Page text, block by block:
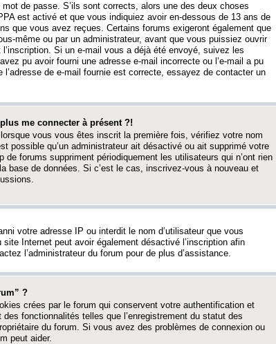
de passe. S’ils sont corrects, alors une des deux choses
est activé et que vous indiquiez avoir en-dessous de 13 ans de
que vous avez reçues. Certains forums exigeront également que
même ou par un administrateur, avant que vous puissiez ouvrir
Si un e-mail vous a déjà été envoyé, suivez les
pu avoir fourni une adresse e-mail incorrecte ou l’e-mail a pu
de e-mail fournie est correcte, essayez de contacter un
me connecter à présent ?!
vous vous êtes inscrit la première fois, vérifiez votre nom
possible qu’un administrateur ait désactivé ou ait supprimé votre
forums suppriment périodiquement les utilisateurs qui n’ont rien
base de données. Si c’est le cas, inscrivez-vous à nouveau et
votre adresse IP ou interdit le nom d’utilisateur que vous
Internet peut avoir également désactivé l’inscription afin
l’administrateur du forum pour de plus d’assistance.
?
crées par le forum qui conservent votre authentification et
fonctionnalités telles que l’enregistrement du statut des
du forum. Si vous avez des problèmes de connexion ou
peut aider.